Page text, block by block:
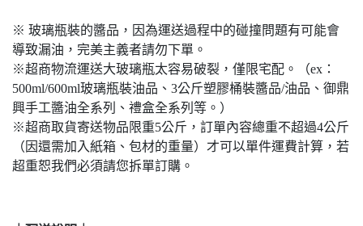
※ 玻璃瓶裝的醬品，因為運送過程中的碰撞問題有可能會
導致漏油，完美主義者請勿下單。
※超商物流運送大玻璃瓶太容易破裂，僅限宅配。（ex：
500ml/600ml玻璃瓶裝油品、3公斤塑膠桶裝醬品/油品、御鼎
興手工醬油全系列、禮盒全系列等。）
※超商取貨寄送物品限重5公斤，訂單內容總重不超過4公斤
（因還需加入紙箱、包材的重量）才可以單件運費計算，若
超重恕我們必須請您拆單訂購。